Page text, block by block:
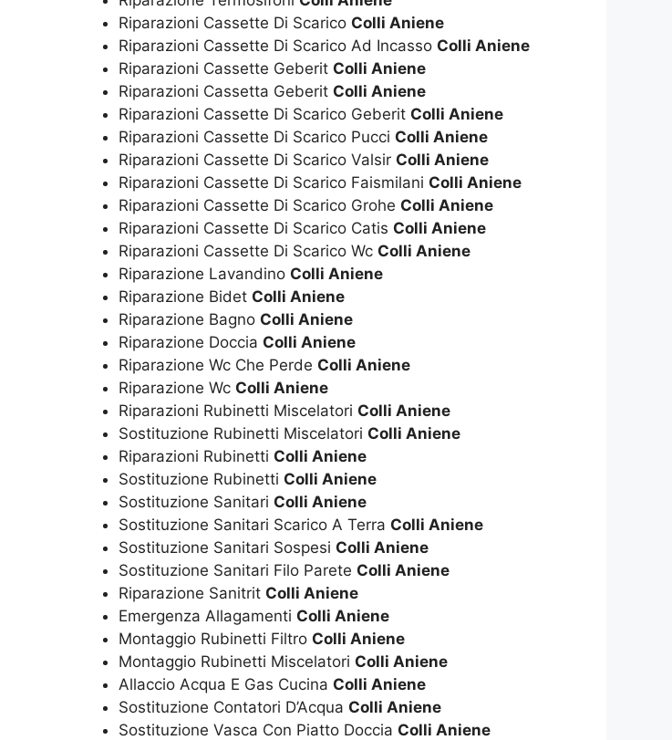
Riparazioni Cassette Di Scarico Colli Aniene
Riparazioni Cassette Di Scarico Ad Incasso Colli Aniene
Riparazioni Cassette Geberit Colli Aniene
Riparazioni Cassetta Geberit Colli Aniene
Riparazioni Cassette Di Scarico Geberit Colli Aniene
Riparazioni Cassette Di Scarico Pucci Colli Aniene
Riparazioni Cassette Di Scarico Valsir Colli Aniene
Riparazioni Cassette Di Scarico Faismilani Colli Aniene
Riparazioni Cassette Di Scarico Grohe Colli Aniene
Riparazioni Cassette Di Scarico Catis Colli Aniene
Riparazioni Cassette Di Scarico Wc Colli Aniene
Riparazione Lavandino Colli Aniene
Riparazione Bidet Colli Aniene
Riparazione Bagno Colli Aniene
Riparazione Doccia Colli Aniene
Riparazione Wc Che Perde Colli Aniene
Riparazione Wc Colli Aniene
Riparazioni Rubinetti Miscelatori Colli Aniene
Sostituzione Rubinetti Miscelatori Colli Aniene
Riparazioni Rubinetti Colli Aniene
Sostituzione Rubinetti Colli Aniene
Sostituzione Sanitari Colli Aniene
Sostituzione Sanitari Scarico A Terra Colli Aniene
Sostituzione Sanitari Sospesi Colli Aniene
Sostituzione Sanitari Filo Parete Colli Aniene
Riparazione Sanitrit Colli Aniene
Emergenza Allagamenti Colli Aniene
Montaggio Rubinetti Filtro Colli Aniene
Montaggio Rubinetti Miscelatori Colli Aniene
Allaccio Acqua E Gas Cucina Colli Aniene
Sostituzione Contatori D’Acqua Colli Aniene
Sostituzione Vasca Con Piatto Doccia Colli Aniene